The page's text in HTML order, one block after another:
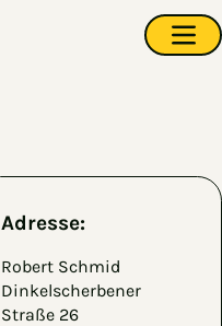
Adresse:
Robert Schmid
Dinkelscherbener
Straße 26